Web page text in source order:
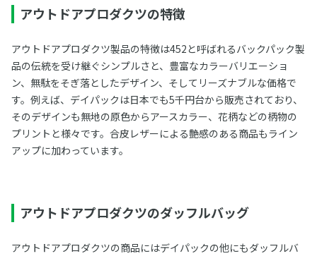
アウトドアプロダクツの特徴
アウトドアプロダクツ製品の特徴は452と呼ばれるバックパック製
品の伝統を受け継ぐシンプルさと、豊富なカラーバリエーショ
ン、無駄をそぎ落としたデザイン、そしてリーズナブルな価格で
す。例えば、デイパックは日本でも5千円台から販売されており、
そのデザインも無地の原色からアースカラー、花柄などの柄物の
プリントと様々です。合皮レザーによる艶感のある商品もライン
アップに加わっています。
アウトドアプロダクツのダッフルバッグ
アウトドアプロダクツの商品にはデイパックの他にもダッフルバ